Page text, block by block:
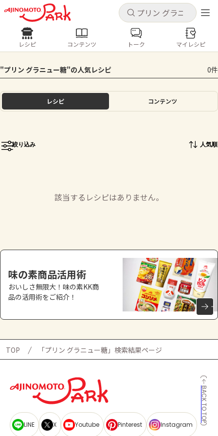
キャンセル
ログインするとレシピを保存できます
ログイン
ホーム
トーク
お買い物
AJINOMOTO PARK とは
キャンセル
レシピ コンテンツ
人気の食材・レシピ
きゅうり なす トマト
とうもろこし
レシピ コンテンツ トーク マイレシピ
"プリン グラニュー糖"の人気レシピ 0件
レシピ コンテンツ
絞り込み 人気順
該当するレシピはありません。
味の素商品活用術
おいしさ無限大！味の素KK商
品の活用術をご紹介！
TOP 「プリン グラニュー糖」検索結果ページ
BACK TO TOP
LINE X Youtube Pinterest Instagram